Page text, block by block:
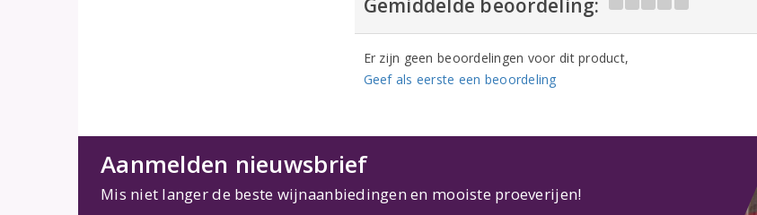
Gemiddelde beoordeling:
Er zijn geen beoordelingen voor dit product,
Geef als eerste een beoordeling
Aanmelden nieuwsbrief
Mis niet langer de beste wijnaanbiedingen en mooiste proeverijen!